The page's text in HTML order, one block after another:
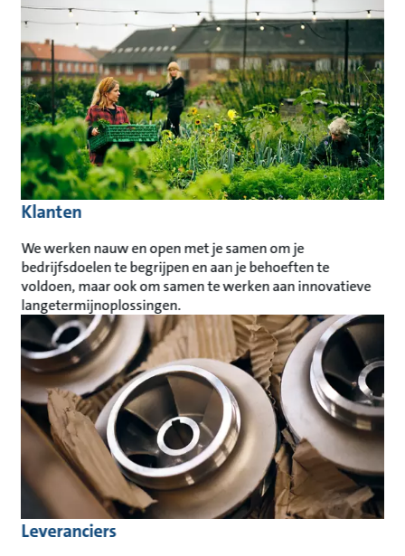
Klanten
We werken nauw en open met je samen om je
bedrijfsdoelen te begrijpen en aan je behoeften te
voldoen, maar ook om samen te werken aan innovatieve
langetermijnoplossingen.
Leveranciers